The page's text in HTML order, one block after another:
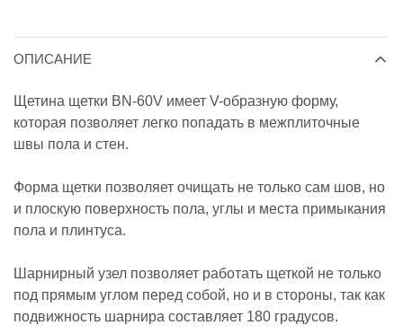
ОПИСАНИЕ
Щетина щетки BN-60V имеет V-образную форму,
которая позволяет легко попадать в межплиточные
швы пола и стен.
Форма щетки позволяет очищать не только сам шов, но
и плоскую поверхность пола, углы и места примыкания
пола и плинтуса.
Шарнирный узел позволяет работать щеткой не только
под прямым углом перед собой, но и в стороны, так как
подвижность шарнира составляет 180 градусов.